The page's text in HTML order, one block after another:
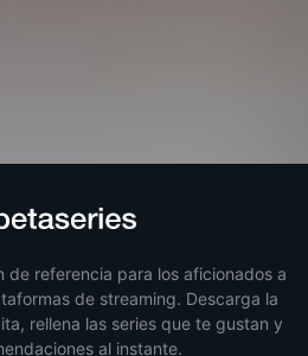
de referencia para los aficionados a
de streaming. Descarga la
rellena las series que te gustan y
al instante.